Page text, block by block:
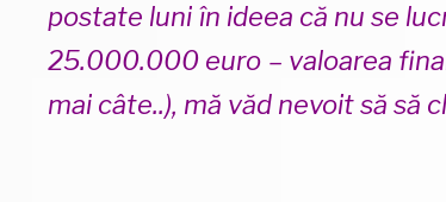
postate luni în ideea că nu se
25.000.000 euro – valoarea
mai câte..), mă văd nevoit să să